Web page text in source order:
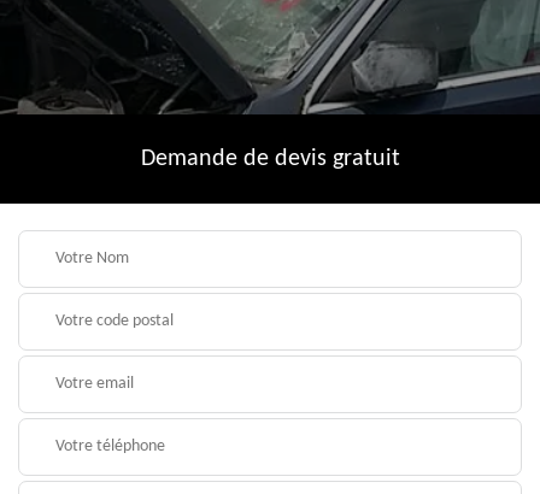
Demande de devis gratuit